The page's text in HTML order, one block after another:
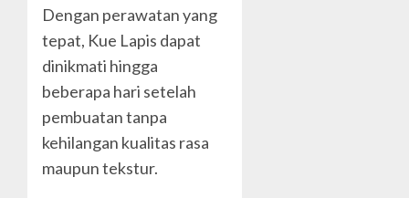
Dengan perawatan yang
tepat, Kue Lapis dapat
dinikmati hingga
beberapa hari setelah
pembuatan tanpa
kehilangan kualitas rasa
maupun tekstur.